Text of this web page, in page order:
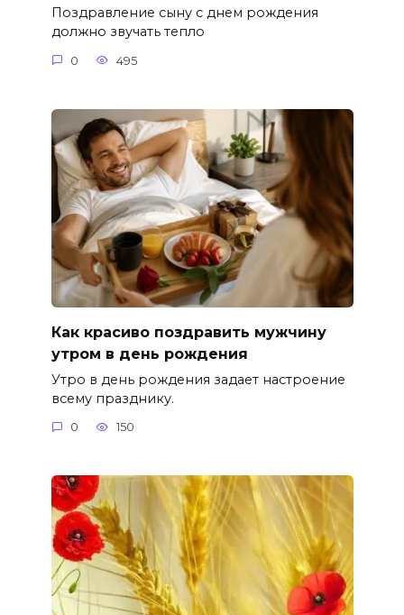
Поздравление сыну с днем рождения
должно звучать тепло
0 495
Как красиво поздравить мужчину
утром в день рождения
Утро в день рождения задает настроение
всему празднику.
0 150